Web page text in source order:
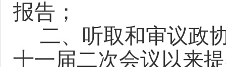
报告；
二、听取和审议政
十一届二次会议以来